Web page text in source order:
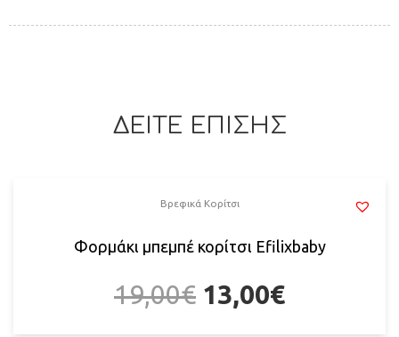
ΔΕΙΤΕ ΕΠΙΣΗΣ
Βρεφικά Κορίτσι
Φορμάκι μπεμπέ κορίτσι Efilixbaby
19,00€ 13,00€